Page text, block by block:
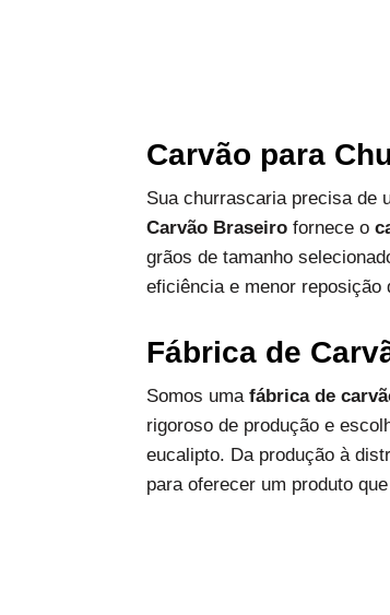
Carvão para
Sua churrascaria precisa de
Carvão Braseiro fornece o
grãos de tamanho
eficiência e menor reposição
Fábrica de
Somos umafábrica de
rigoroso de produção e
eucalipto. Da produção à
para oferecer um produto